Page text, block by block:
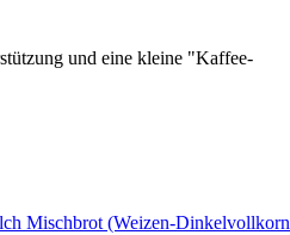
und eine kleine "Kaffee-
Mischbrot (Weizen-Dinkelvollkorn